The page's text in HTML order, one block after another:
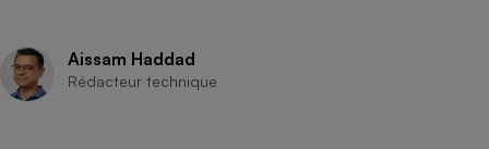
Aissam Haddad
Rédacteur technique